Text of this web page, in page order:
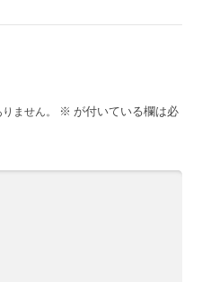
ません。 ※ が付いている欄は必